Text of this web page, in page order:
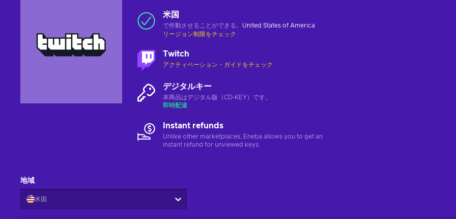
米国
で作動させることができる。 United States of America
リージョン制限をチェック
Twitch
アクティベーション・ガイドをチェック
デジタルキー
本商品はデジタル版（CD-KEY）です。
即時配達
Instant refunds
Unlike other marketplaces, Eneba allows you to get an
instant refund for unviewed keys.
地域
米国